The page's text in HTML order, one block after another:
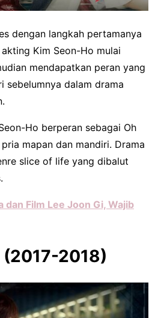
dengan langkah pertamanya
Kim Seon-Ho mulai
mendapatkan peran yang
sebelumnya dalam drama
Ho berperan sebagai Oh
mapan dan mandiri. Drama
slice of life yang dibalut
dan Film Lee Joon Gi, Wajib
(2017-2018)